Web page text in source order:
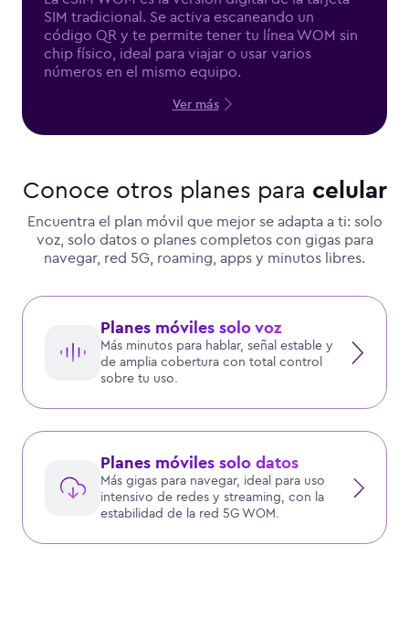
SIM tradicional. Se activa escaneando un
código QR y te permite tener tu línea WOM sin
chip físico, ideal para viajar o usar varios
números en el mismo equipo.
Ver más
Conoce otros planes para celular
Encuentra el plan móvil que mejor se adapta a ti: solo
voz, solo datos o planes completos con gigas para
navegar, red 5G, roaming, apps y minutos libres.
Planes móviles solo voz
Más minutos para hablar, señal estable y
de amplia cobertura con total control
sobre tu uso.
Planes móviles solo datos
Más gigas para navegar, ideal para uso
intensivo de redes y streaming, con la
estabilidad de la red 5G WOM.